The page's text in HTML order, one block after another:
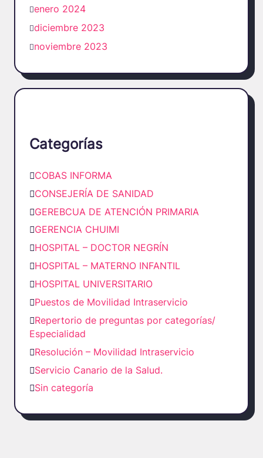
enero 2024
diciembre 2023
noviembre 2023
Categorías
COBAS INFORMA
CONSEJERÍA DE SANIDAD
GEREBCUA DE ATENCIÓN PRIMARIA
GERENCIA CHUIMI
HOSPITAL – DOCTOR NEGRÍN
HOSPITAL – MATERNO INFANTIL
HOSPITAL UNIVERSITARIO
Puestos de Movilidad Intraservicio
Repertorio de preguntas por categorías/
Especialidad
Resolución – Movilidad Intraservicio
Servicio Canario de la Salud.
Sin categoría